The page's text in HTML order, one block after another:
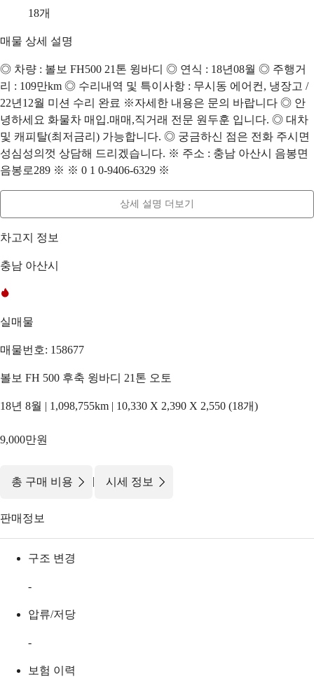
18개
매물 상세 설명
◎ 차량 : 볼보 FH500 21톤 윙바디 ◎ 연식 : 18년08월 ◎ 주행거
리 : 109만km ◎ 수리내역 및 특이사항 : 무시동 에어컨, 냉장고 /
22년12월 미션 수리 완료 ※자세한 내용은 문의 바랍니다 ◎ 안
녕하세요 화물차 매입.매매,직거래 전문 원두훈 입니다. ◎ 대차
및 캐피탈(최저금리) 가능합니다. ◎ 궁금하신 점은 전화 주시면
성심성의껏 상담해 드리겠습니다. ※ 주소 : 충남 아산시 음봉면
음봉로289 ※ ※ 0 1 0-9406-6329 ※
상세 설명 더보기
차고지 정보
충남 아산시
실매물
매물번호: 158677
볼보 FH 500 후축 윙바디 21톤 오토
18년 8월 | 1,098,755km | 10,330 X 2,390 X 2,550 (18개)
9,000만원
총 구매 비용 | 시세 정보
판매정보
구조 변경
-
압류/저당
-
보험 이력